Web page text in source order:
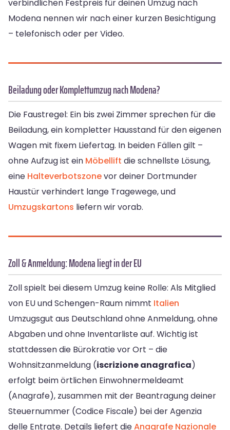
verbindlichen Festpreis für deinen Umzug nach
Modena nennen wir nach einer kurzen Besichtigung
– telefonisch oder per Video.
Beiladung oder Komplettumzug nach Modena?
Die Faustregel: Ein bis zwei Zimmer sprechen für die
Beiladung, ein kompletter Hausstand für den eigenen
Wagen mit fixem Liefertag. In beiden Fällen gilt –
ohne Aufzug ist ein Möbellift die schnellste Lösung,
eine Halteverbotszonevor deiner Dortmunder
Haustür verhindert lange Tragewege, und
Umzugskartons liefern wir vorab.
Zoll & Anmeldung: Modena liegt in der EU
Zoll spielt bei diesem Umzug keine Rolle: Als Mitglied
von EU und Schengen-Raum nimmt Italien
Umzugsgut aus Deutschland ohne Anmeldung, ohne
Abgaben und ohne Inventarliste auf. Wichtig ist
stattdessen die Bürokratie vor Ort – die
Wohnsitzanmeldung (iscrizione anagrafica)
erfolgt beim örtlichen Einwohnermeldeamt
(Anagrafe), zusammen mit der Beantragung deiner
Steuernummer (Codice Fiscale) bei der Agenzia
delle Entrate. Details liefert dieAnagrafe Nazionale